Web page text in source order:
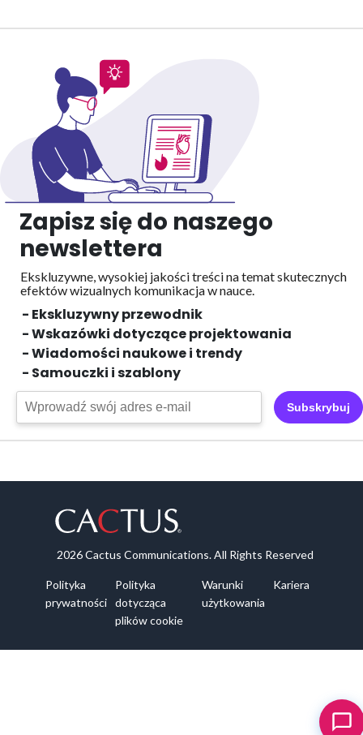
Zapisz się do naszego
newslettera
Ekskluzywne, wysokiej jakości treści na temat skutecznych
efektów wizualnych komunikacja w nauce.
- Ekskluzywny przewodnik
- Wskazówki dotyczące projektowania
- Wiadomości naukowe i trendy
- Samouczki i szablony
Subskrybuj
2026 Cactus Communications. All Rights Reserved
Polityka
prywatności
Polityka
dotycząca
plików cookie
Warunki
użytkowania
Kariera